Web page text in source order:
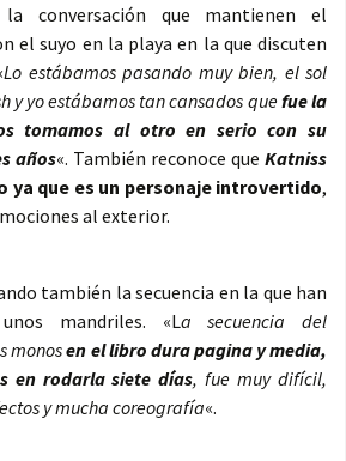
conversación que mantienen el
el suyo en la playa en la que discuten
Lo estábamos pasando muy bien, el sol
y yo estábamos tan cansados quefue la
tomamos al otro en serio con su
años«. También reconoce que Katniss
ya que es un personaje introvertido,
al exterior.
también la secuencia en la que han
mandriles. «La secuencia del
monosen el libro dura pagina y media,
en rodarla siete días, fue muy difícil,
y mucha coreografía«.